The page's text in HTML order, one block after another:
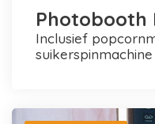
Photobooth
inclusief popcornmachine en